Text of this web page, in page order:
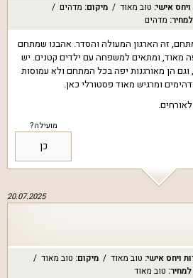
אישי: טוב מאוד מיקום: מדהים
: מדהים
זה הארגון המעולה והסדר. אהבנו שמתחם
מאוד, ומתאים למשפחה עם ילדים קטנים. יש
הן מאורגנות יפה בכל המתחם ולא עמוסות
ומרגיש מאוד פסטורלי כאן.
מועילה?
כן
20.07.2025
ויחס אישי: טוב מאוד מיקום: טוב מאוד
: טוב מאוד